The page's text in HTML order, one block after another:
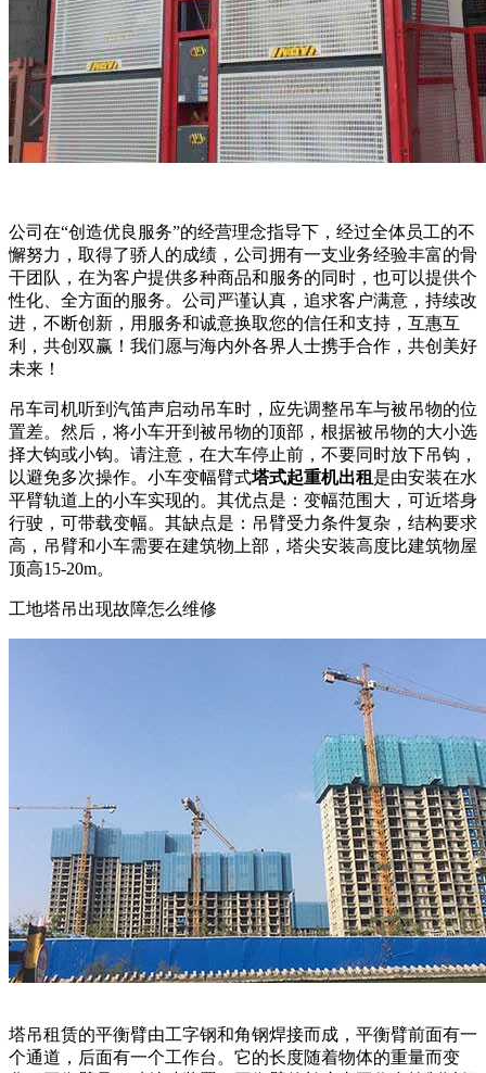
公司在“创造优良服务”的经营理念指导下，经过全体员工的不
懈努力，取得了骄人的成绩，公司拥有一支业务经验丰富的骨
干团队，在为客户提供多种商品和服务的同时，也可以提供个
性化、全方面的服务。公司严谨认真，追求客户满意，持续改
进，不断创新，用服务和诚意换取您的信任和支持，互惠互
利，共创双赢！我们愿与海内外各界人士携手合作，共创美好
未来！
吊车司机听到汽笛声启动吊车时，应先调整吊车与被吊物的位
置差。然后，将小车开到被吊物的顶部，根据被吊物的大小选
择大钩或小钩。请注意，在大车停止前，不要同时放下吊钩，
以避免多次操作。小车变幅臂式塔式起重机出租 是由安装在水
平臂轨道上的小车实现的。其优点是：变幅范围大，可近塔身
行驶，可带载变幅。其缺点是：吊臂受力条件复杂，结构要求
高，吊臂和小车需要在建筑物上部，塔尖安装高度比建筑物屋
顶高15-20m。
工地塔吊出现故障怎么维修
塔吊租赁的平衡臂由工字钢和角钢焊接而成，平衡臂前面有一
个通道，后面有一个工作台。它的长度随着物体的重量而变